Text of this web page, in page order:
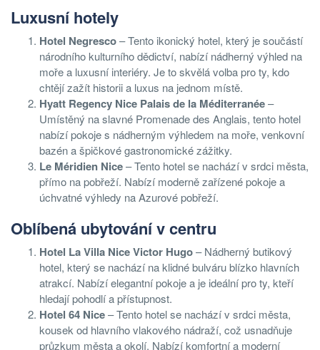
Luxusní hotely
Hotel Negresco– Tento ikonický hotel, který je součástí
národního kulturního dědictví, nabízí nádherný výhled na
moře a luxusní interiéry. Je to skvělá volba pro ty, kdo
chtějí zažít historii a luxus na jednom místě.
Hyatt Regency Nice Palais de la Méditerranée–
Umístěný na slavné Promenade des Anglais, tento hotel
nabízí pokoje s nádherným výhledem na moře, venkovní
bazén a špičkové gastronomické zážitky.
Le Méridien Nice– Tento hotel se nachází v srdci města,
přímo na pobřeží. Nabízí moderně zařízené pokoje a
úchvatné výhledy na Azurové pobřeží.
Oblíbená ubytování v centru
Hotel La Villa Nice Victor Hugo– Nádherný butikový
hotel, který se nachází na klidné bulváru blízko hlavních
atrakcí. Nabízí elegantní pokoje a je ideální pro ty, kteří
hledají pohodlí a přístupnost.
Hotel 64 Nice– Tento hotel se nachází v srdci města,
kousek od hlavního vlakového nádraží, což usnadňuje
průzkum města a okolí. Nabízí komfortní a moderní